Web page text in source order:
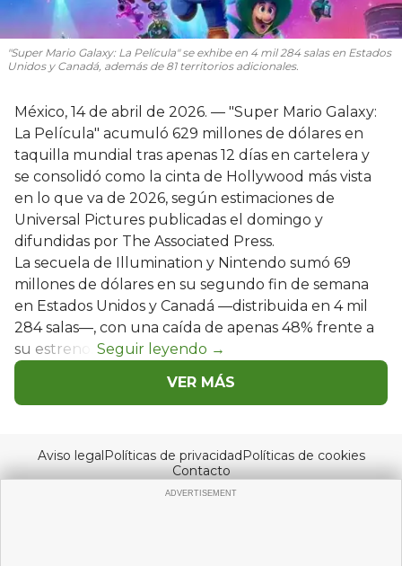
"Super Mario Galaxy: La Película" se exhibe en 4 mil 284 salas en Estados
Unidos y Canadá, además de 81 territorios adicionales.
México, 14 de abril de 2026. — "Super Mario Galaxy:
La Película" acumuló 629 millones de dólares en
taquilla mundial tras apenas 12 días en cartelera y
se consolidó como la cinta de Hollywood más vista
en lo que va de 2026, según estimaciones de
Universal Pictures publicadas el domingo y
difundidas por The Associated Press.
La secuela de Illumination y Nintendo sumó 69
millones de dólares en su segundo fin de semana
en Estados Unidos y Canadá —distribuida en 4 mil
284 salas—, con una caída de apenas 48% frente a
su estreno.
VER MÁS
Aviso legalPolíticas de privacidadPolíticas de cookies
Contacto